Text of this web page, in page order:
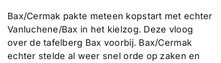
Bax/Cermak pakte meteen kopstart met echter
Vanluchene/Bax in het kielzog. Deze vloog
over de tafelberg Bax voorbij. Bax/Cermak
echter stelde al weer snel orde op zaken en